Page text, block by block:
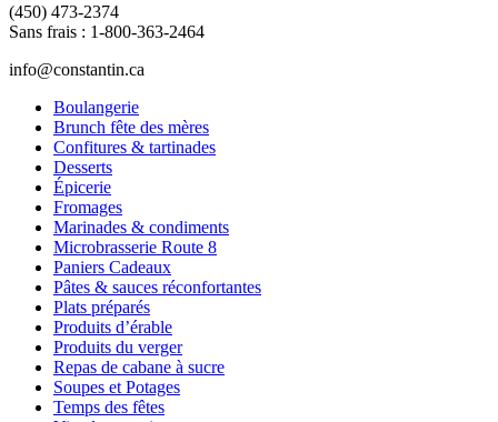
(450) 473-2374
Sans frais : 1-800-363-2464
info@constantin.ca
Boulangerie
Brunch fête des mères
Confitures & tartinades
Desserts
Épicerie
Fromages
Marinades & condiments
Microbrasserie Route 8
Paniers Cadeaux
Pâtes & sauces réconfortantes
Plats préparés
Produits d’érable
Produits du verger
Repas de cabane à sucre
Soupes et Potages
Temps des fêtes